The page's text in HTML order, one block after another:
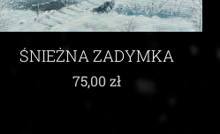
ŚNIEŻNA ZADYMKA
75,00zł